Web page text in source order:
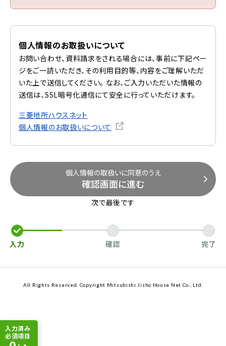
個人情報のお取扱いについて
お問い合わせ、資料請求をされる場合には、事前に下記ペー
ジをご一読いただき、その利用目的等、内容をご理解いただ
いた上で送信してください。 なお、ご入力いただいた情報の
送信は、SSL暗号化通信にて安全に行っていただけます。
三菱地所ハウスネット
個人情報のお取扱いについて
個人情報の取扱いに同意のうえ
確認画面に進む
次で最後です
入力 確認 完了
入力済み
必須項目
All Rights Reserved. Copyright Mitsubishi Jisho House Net Co., Ltd.